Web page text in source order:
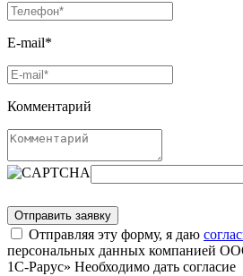
E-mail*
Комментарий
Отправляя эту форму, я даю
персональных данных компанией
1С-Рарус» Необходимо дать согласие